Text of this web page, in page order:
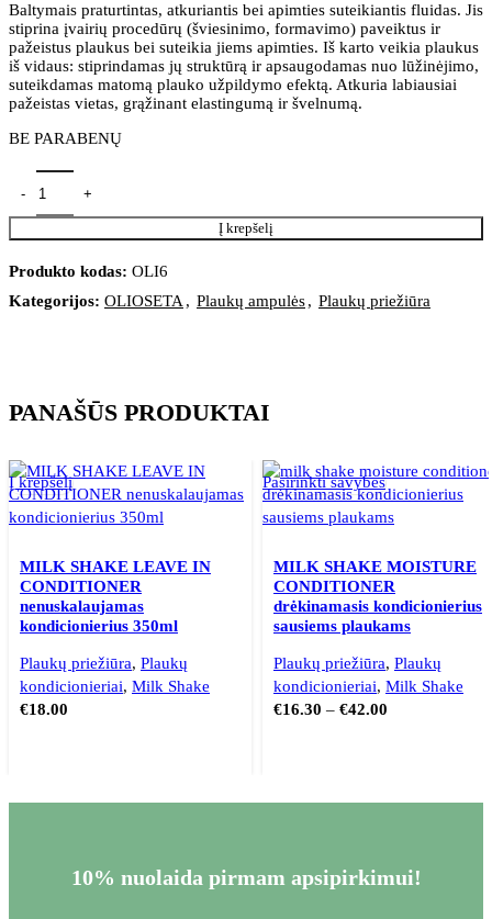
Baltymais praturtintas, atkuriantis bei apimties suteikiantis fluidas. Jis
stiprina įvairių procedūrų (šviesinimo, formavimo) paveiktus ir
pažeistus plaukus bei suteikia jiems apimties. Iš karto veikia plaukus
iš vidaus: stiprindamas jų struktūrą ir apsaugodamas nuo lūžinėjimo,
suteikdamas matomą plauko užpildymo efektą. Atkuria labiausiai
pažeistas vietas, grąžinant elastingumą ir švelnumą.
BE PARABENŲ
Į krepšelį
Produkto kodas: OLI6
Kategorijos: OLIOSETA, Plaukų ampulės, Plaukų priežiūra
PANAŠŪS PRODUKTAI
Į krepšelį
MILK SHAKE LEAVE IN
CONDITIONER
nenuskalaujamas
kondicionierius 350ml
Plaukų priežiūra, Plaukų
kondicionieriai, Milk Shake
€18.00
Pasirinkti savybes
MILK SHAKE MOISTURE
CONDITIONER
drėkinamasis kondicionierius
sausiems plaukams
Plaukų priežiūra, Plaukų
kondicionieriai, Milk Shake
€16.30 – €42.00
10% nuolaida pirmam apsipirkimui!